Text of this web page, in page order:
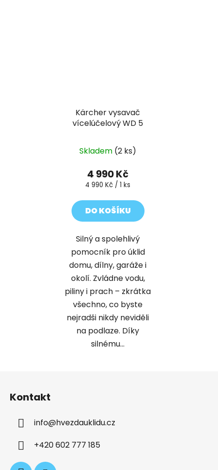
Kärcher vysavač
vícelúčelový WD 5
Skladem (2 ks)
4 990 Kč
Měrná
4 990 Kč / 1 ks
DO KOŠÍKU
Silný a spolehlivý
pomocník pro úklid
domu, dílny, garáže i
okolí. Zvládne vodu,
piliny i prach – zkrátka
všechno, co byste
nejradši nikdy neviděli
na podlaze. Díky
silnému...
Kontakt
info@hvezdauklidu.cz
+420 602 777 185